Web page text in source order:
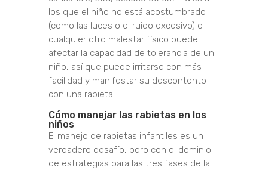
los que el niño no está acostumbrado
(como las luces o el ruido excesivo) o
cualquier otro malestar físico puede
afectar la capacidad de tolerancia de un
niño, así que puede irritarse con más
facilidad y manifestar su descontento
con una rabieta.
Cómo manejar las rabietas en los
niños
El manejo de rabietas infantiles es un
verdadero desafío, pero con el dominio
de estrategias para las tres fases de la